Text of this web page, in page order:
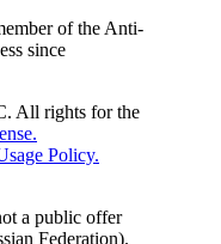
of the Anti-
since
All rights for the
Policy.
a public offer
Federation).